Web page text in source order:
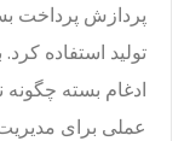
پردازش پرداخت
تولید استفاده کرد.
عملی برای